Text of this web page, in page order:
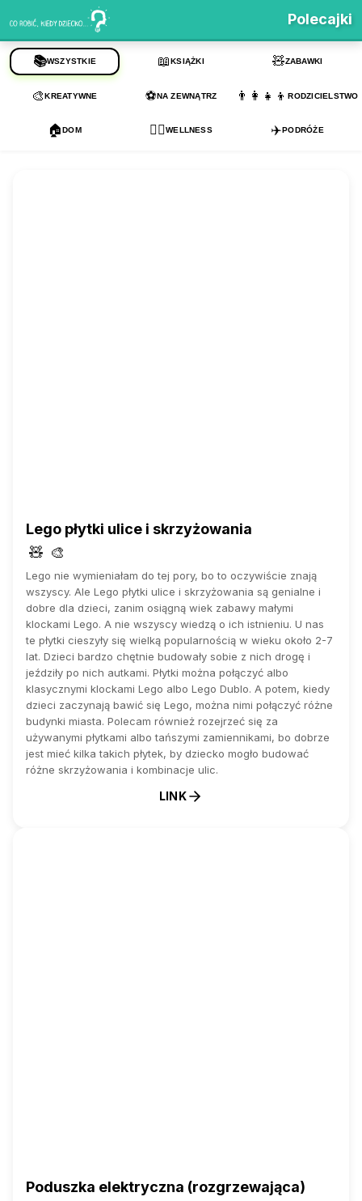
Polecajki
📚WSZYSTKIE 📖KSIĄŻKI 🧸ZABAWKI
🎨KREATYWNE ⚽NA ZEWNĄTRZ 👨‍👩‍👧‍👦RODZICIELSTWO
🏠DOM 💆‍♂️WELLNESS ✈️PODRÓŻE
Lego płytki ulice i skrzyżowania
🧸 🎨
Lego nie wymieniałam do tej pory, bo to oczywiście znają
wszyscy. Ale Lego płytki ulice i skrzyżowania są genialne i
dobre dla dzieci, zanim osiągną wiek zabawy małymi
klockami Lego. A nie wszyscy wiedzą o ich istnieniu. U nas
te płytki cieszyły się wielką popularnością w wieku około 2-7
lat. Dzieci bardzo chętnie budowały sobie z nich drogę i
jeździły po nich autkami. Płytki można połączyć albo
klasycznymi klockami Lego albo Lego Dublo. A potem, kiedy
dzieci zaczynają bawić się Lego, można nimi połączyć różne
budynki miasta. Polecam również rozejrzeć się za
używanymi płytkami albo tańszymi zamiennikami, bo dobrze
jest mieć kilka takich płytek, by dziecko mogło budować
różne skrzyżowania i kombinacje ulic.
LINK
Poduszka elektryczna (rozgrzewająca)